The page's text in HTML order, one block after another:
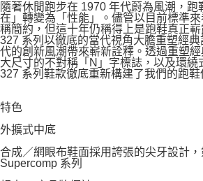
隨著休閒跑步在 1970 年代蔚為風潮，
在」轉變為「性能」。儘管以目前標準
稱簡約，但這十年仍稱得上是跑鞋真正嶄
327 系列以徹底的當代視角大膽重塑經
代的創新風潮帶來嶄新詮釋。透過重塑
大尺寸的不對稱「N」字標誌，以及環繞
327 系列鞋款徹底重新構建了我們的跑鞋
特色
外擴式中底
合成／網眼布鞋面採用誇張的尖牙設計
Supercomp 系列